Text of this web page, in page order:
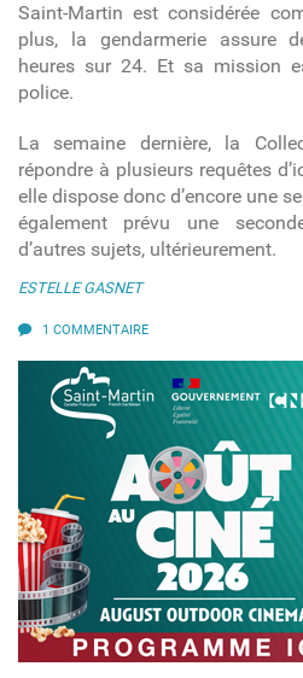
Saint-Martin est considérée
plus, la gendarmerie assure
heures sur 24. Et sa mission
police.
La semaine dernière, la
répondre à plusieurs requêtes
elle dispose donc d’encore une
également prévu une
d’autres sujets, ultérieurement.
ESTELLE GASNET
1 COMMENTAIRE